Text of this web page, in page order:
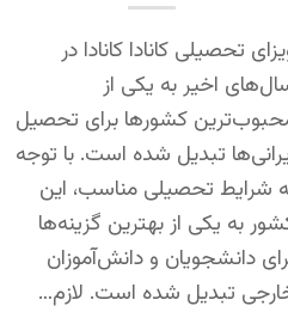
تحصیلی کانادا کانادا در
اخیر به یکی از
کشورها برای تحصیل
تبدیل شده است. با توجه
شرایط تحصیلی مناسب، این
به یکی از بهترین گزینه‌ها
دانشجویان و دانش‌آموزان
تبدیل شده است. لازم…